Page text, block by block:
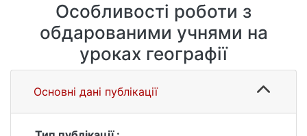
Особливості роботи з
обдарованими учнями на
уроках географії
Основні дані публікації